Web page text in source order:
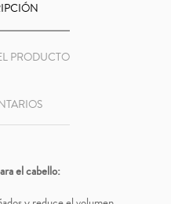
PRODUCTO
el cabello: